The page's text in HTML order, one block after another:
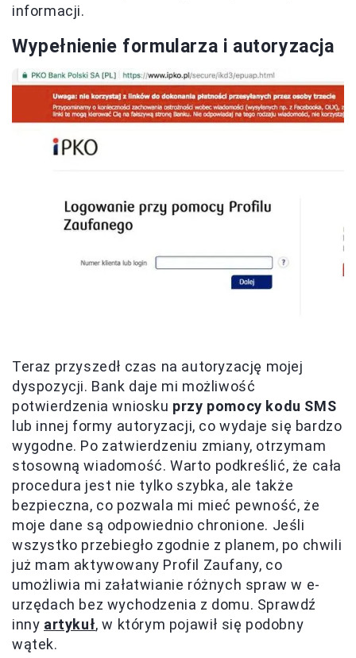
informacji.
Wypełnienie formularza i autoryzacja
Teraz przyszedł czas na autoryzację mojej
dyspozycji. Bank daje mi możliwość
potwierdzenia wniosku przy pomocy kodu SMS
lub innej formy autoryzacji, co wydaje się bardzo
wygodne. Po zatwierdzeniu zmiany, otrzymam
stosowną wiadomość. Warto podkreślić, że cała
procedura jest nie tylko szybka, ale także
bezpieczna, co pozwala mi mieć pewność, że
moje dane są odpowiednio chronione. Jeśli
wszystko przebiegło zgodnie z planem, po chwili
już mam aktywowany Profil Zaufany, co
umożliwia mi załatwianie różnych spraw w e-
urzędach bez wychodzenia z domu. Sprawdź
inny artykuł, w którym pojawił się podobny
wątek.